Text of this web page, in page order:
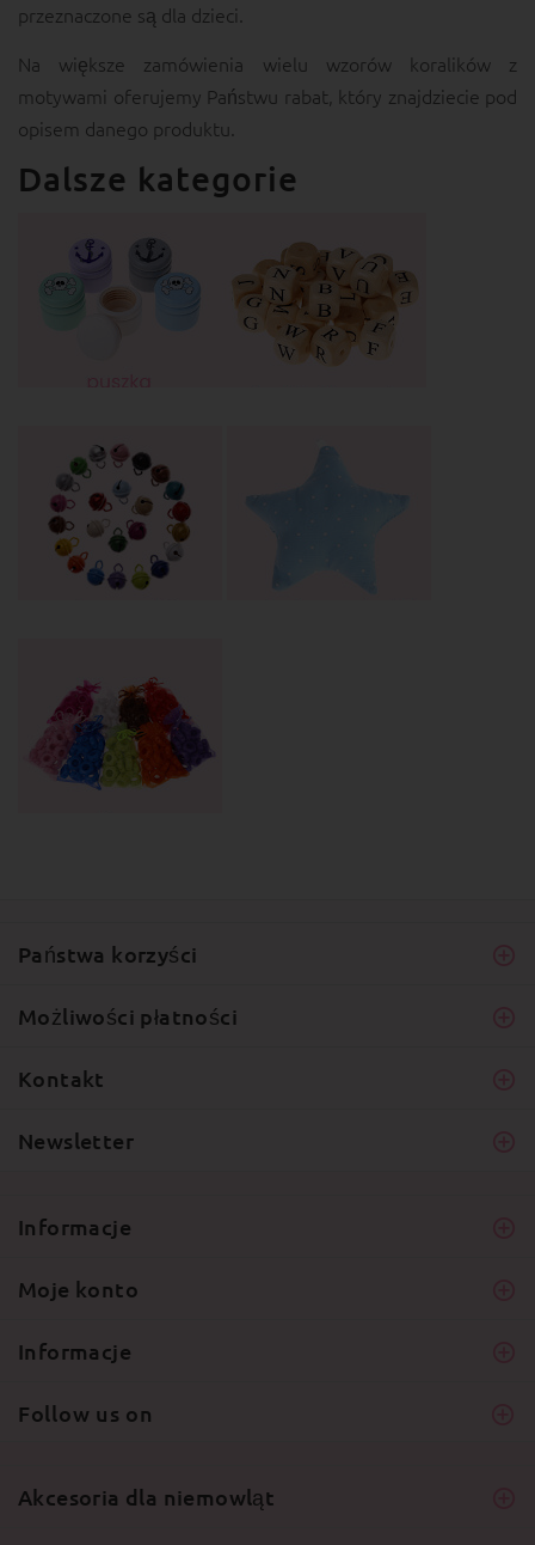
przeznaczone są dla dzieci.
Na większe zamówienia wielu wzorów koralików z
motywami oferujemy Państwu rabat, który znajdziecie pod
opisem danego produktu.
Dalsze kategorie
Państwa korzyści
Możliwości płatności
Kontakt
Newsletter
Informacje
Moje konto
Informacje
Follow us on
Akcesoria dla niemowląt